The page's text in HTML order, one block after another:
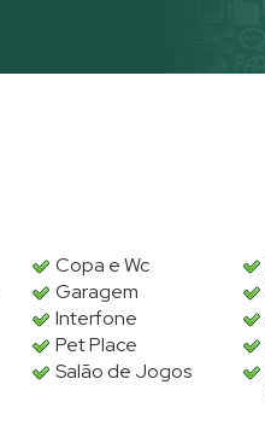
Copa e Wc
Garagem
Interfone
Pet Place
Salão de Jogos